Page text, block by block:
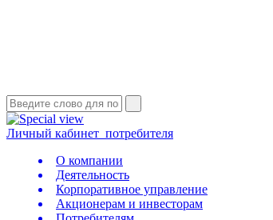
Личный кабинет потребителя
О компании
Деятельность
Корпоративное управление
Акционерам и инвесторам